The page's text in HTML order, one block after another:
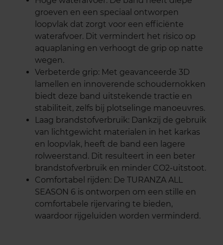
groeven en een speciaal ontworpen
loopvlak dat zorgt voor een efficiënte
waterafvoer. Dit vermindert het risico op
aquaplaning en verhoogt de grip op natte
wegen.
Verbeterde grip: Met geavanceerde 3D
lamellen en innoverende schoudernokken
biedt deze band uitstekende tractie en
stabiliteit, zelfs bij plotselinge manoeuvres.
Laag brandstofverbruik: Dankzij de gebruik
van lichtgewicht materialen in het karkas
en loopvlak, heeft de band een lagere
rolweerstand. Dit resulteert in een beter
brandstofverbruik en minder CO2-uitstoot.
Comfortabel rijden: De TURANZA ALL
SEASON 6 is ontworpen om een stille en
comfortabele rijervaring te bieden,
waardoor rijgeluiden worden verminderd.